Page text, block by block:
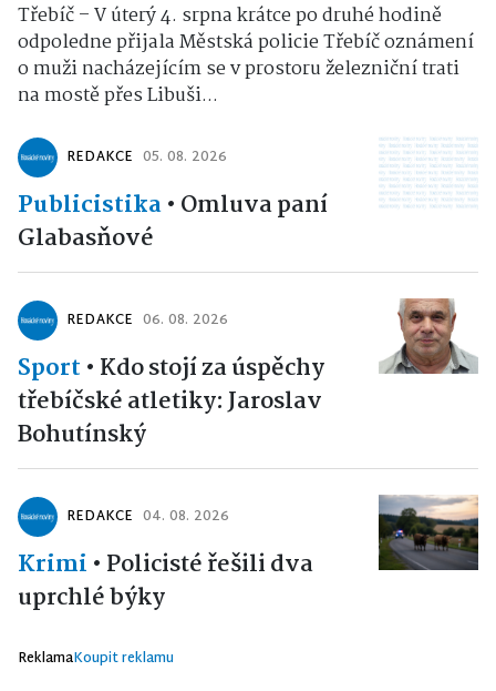
Třebíč – V úterý 4. srpna krátce po druhé hodině
odpoledne přijala Městská policie Třebíč oznámení
o muži nacházejícím se v prostoru železniční trati
na mostě přes Libuši...
REDAKCE 05. 08. 2026
Publicistika• Omluva paní
Glabasňové
REDAKCE 06. 08. 2026
Sport • Kdo stojí za úspěchy
třebíčské atletiky: Jaroslav
Bohutínský
REDAKCE 04. 08. 2026
Krimi • Policisté řešili dva
uprchlé býky
ReklamaKoupit reklamu